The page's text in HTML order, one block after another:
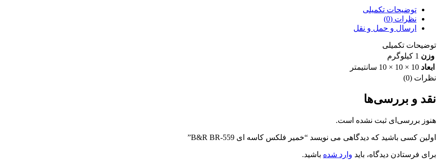
توضیحات تکمیلی
نظرات (0)
ارسال و حمل و نقل
توضیحات تکمیلی
وزن 1 کیلوگرم
ابعاد 10 × 10 × 10 سانتیمتر
نظرات (0)
نقد و بررسی‌ها
هنوز بررسی‌ای ثبت نشده است.
اولین کسی باشید که دیدگاهی می نویسد “خمیر فلکس کاسه ای B&R BR-559”
برای فرستادن دیدگاه، باید وارد شده باشید.